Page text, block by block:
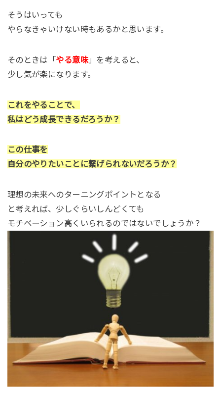
そうはいっても
やらなきゃいけない時もあるかと思います。
そのときは「やる意味」を考えると、
少し気が楽になります。
これをやることで、
私はどう成長できるだろうか？
この仕事を
自分のやりたいことに繋げられないだろうか？
理想の未来へのターニングポイントとなる
と考えれば、少しぐらいしんどくても
モチベーション高くいられるのではないでしょうか？